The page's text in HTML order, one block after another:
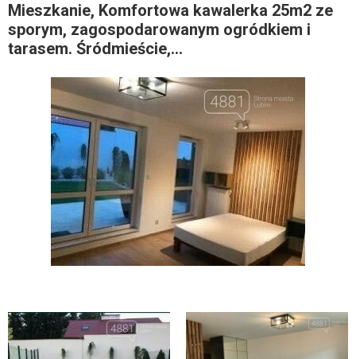
Mieszkanie, Komfortowa kawalerka 25m2 ze
sporym, zagospodarowanym ogródkiem i
tarasem. Śródmieście,...